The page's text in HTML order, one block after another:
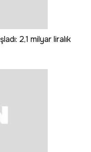
2,1 milyar liralık